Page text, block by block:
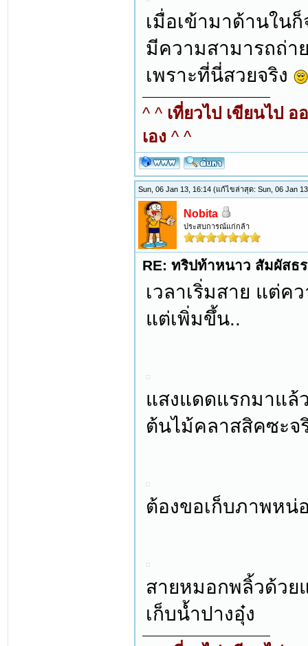
เมื่อเข้ามาด้านใน
มีความสามารถถ่
เพราะที่นี่สวยจริง
^ ^ เที่ยวไป เขียนไป
เอง ^ ^
Sun, 06 Jan 13, 16:14(แก้ไขล่าสุด: Sun, 06 Jan
Nobita
ประสบการณ์แก่กล้า
RE: ทริปท้าหนาว สัมผัสธ
เวลาเริ่มสาย แต่ค
แต่เพิ่มขึ้น..
แสงแดดแรกมาแล้
ต้นไม้คลาสสิคซะจ
ต้องขอเก็บภาพหน่
สายหมอกพลิ้วด้วย
เก็บน้ำปางอุ๋ง